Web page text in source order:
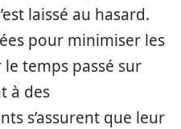
laissé au hasard.
pour minimiser les
temps passé sur
à des
s’assurent que leur